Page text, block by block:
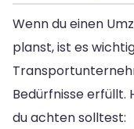
Wenn du einen
planst, ist es
Bedürfnisse erfüllt.
du achten solltest: